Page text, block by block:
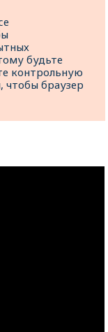
будьте
контрольную
чтобы браузер